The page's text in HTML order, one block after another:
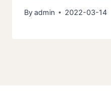
Byadmin 2022-03-14